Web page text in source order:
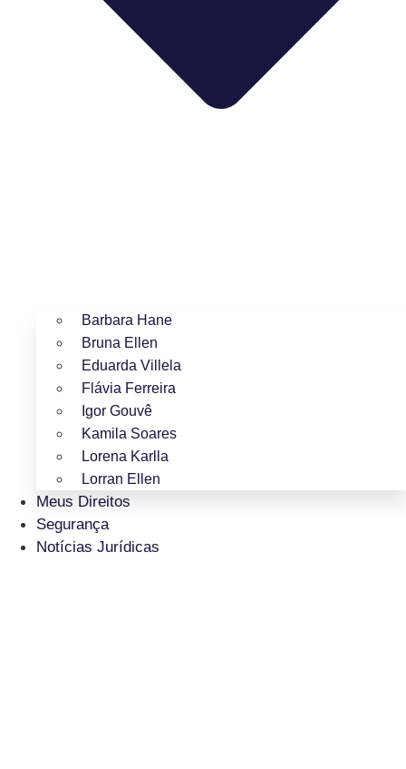
Barbara Hane
Bruna Ellen
Eduarda Villela
Flávia Ferreira
Igor Gouvê
Kamila Soares
Lorena Karlla
Lorran Ellen
Meus Direitos
Segurança
Notícias Jurídicas